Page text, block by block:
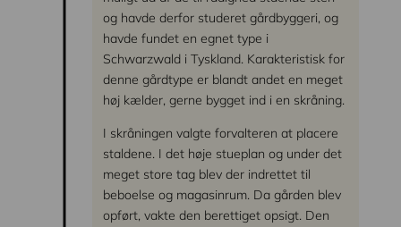
og havde derfor studeret gårdbyggeri, og
havde fundet en egnet type i
Schwarzwald i Tyskland. Karakteristisk for
denne gårdtype er blandt andet en meget
høj kælder, gerne bygget ind i en skråning.
I skråningen valgte forvalteren at placere
staldene. I det høje stueplan og under det
meget store tag blev der indrettet til
beboelse og magasinrum. Da gården blev
opført, vakte den berettiget opsigt. Den